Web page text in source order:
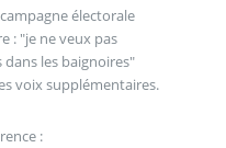
électorale
: "je ne veux pas
les baignoires"
voix supplémentaires.
: